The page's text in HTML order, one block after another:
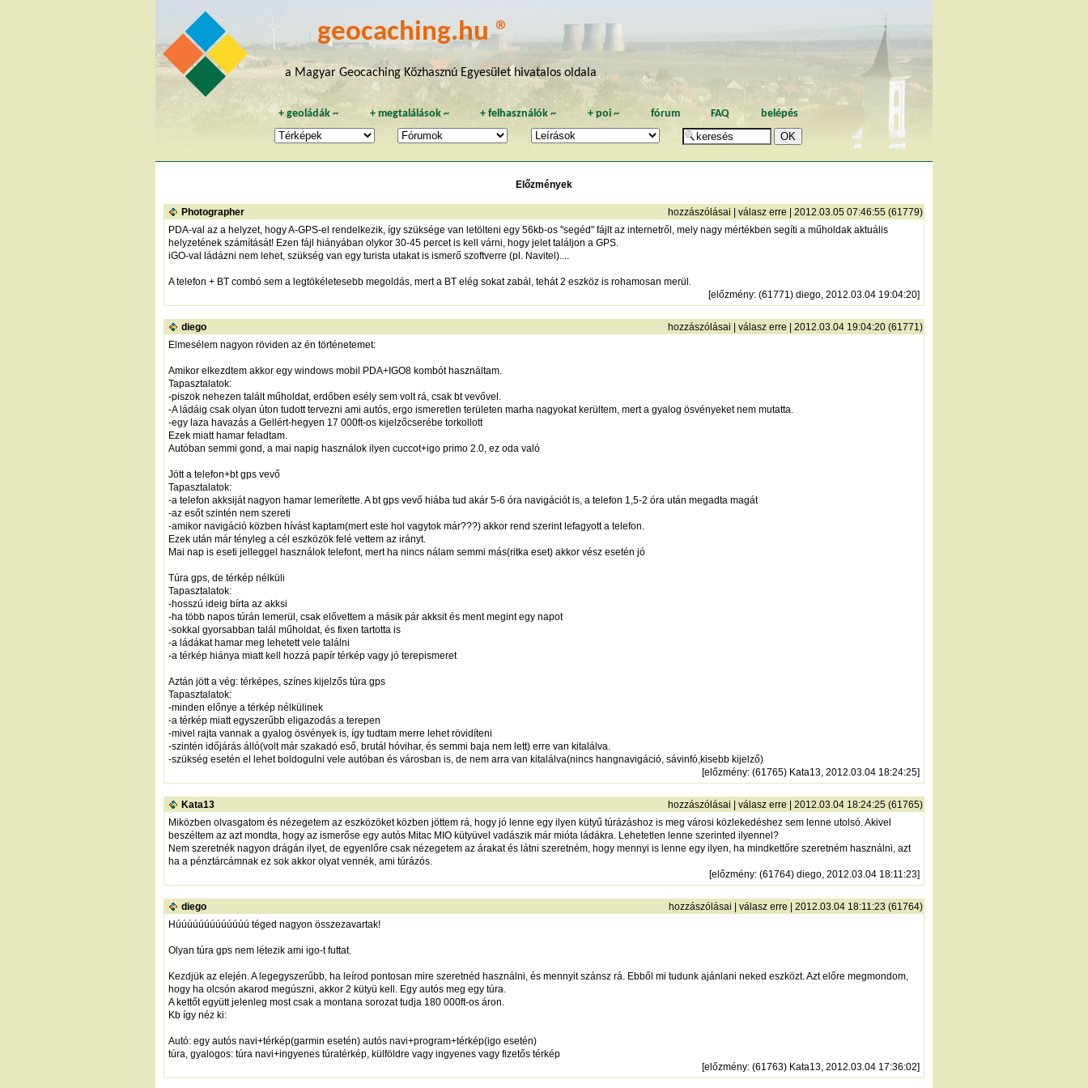
geocaching.hu ®
a Magyar Geocaching Közhasznú Egyesület hivatalos oldala
+geoládák ~ + megtalálások~ +felhasználók ~ + poi~ fórum FAQ belépés
Előzmények
Photographer hozzászólásai | válasz erre | 2012.03.05 07:46:55 (61779)
PDA-val az a helyzet, hogy A-GPS-el rendelkezik, így szüksége van letölteni egy 56kb-os "segéd" fájlt az internetről, mely nagy mértékben segíti a műholdak aktuális
helyzetének számítását! Ezen fájl hiányában olykor 30-45 percet is kell várni, hogy jelet találjon a GPS.
iGO-val ládázni nem lehet, szükség van egy turista utakat is ismerő szoftverre (pl. Navitel)....
A telefon + BT combó sem a legtökéletesebb megoldás, mert a BT elég sokat zabál, tehát 2 eszköz is rohamosan merül.
[előzmény: (61771) diego, 2012.03.04 19:04:20]
diego hozzászólásai | válasz erre | 2012.03.04 19:04:20 (61771)
Elmesélem nagyon röviden az én történetemet:
Amikor elkezdtem akkor egy windows mobil PDA+IGO8 kombót használtam.
Tapasztalatok:
-piszok nehezen talált műholdat, erdőben esély sem volt rá, csak bt vevővel.
-A ládáig csak olyan úton tudott tervezni ami autós, ergo ismeretlen területen marha nagyokat kerültem, mert a gyalog ösvényeket nem mutatta.
-egy laza havazás a Gellért-hegyen 17 000ft-os kijelzőcserébe torkollott
Ezek miatt hamar feladtam.
Autóban semmi gond, a mai napig használok ilyen cuccot+igo primo 2.0, ez oda való
Jött a telefon+bt gps vevő
Tapasztalatok:
-a telefon akksiját nagyon hamar lemerítette. A bt gps vevő hiába tud akár 5-6 óra navigációt is, a telefon 1,5-2 óra után megadta magát
-az esőt szintén nem szereti
-amikor navigáció közben hívást kaptam(mert este hol vagytok már???) akkor rend szerint lefagyott a telefon.
Ezek után már tényleg a cél eszközök felé vettem az irányt.
Mai nap is eseti jelleggel használok telefont, mert ha nincs nálam semmi más(ritka eset) akkor vész esetén jó
Túra gps, de térkép nélküli
Tapasztalatok:
-hosszú ideig bírta az akksi
-ha több napos túrán lemerül, csak elővettem a másik pár akksit és ment megint egy napot
-sokkal gyorsabban talál műholdat, és fixen tartotta is
-a ládákat hamar meg lehetett vele találni
-a térkép hiánya miatt kell hozzá papír térkép vagy jó terepismeret
Aztán jött a vég: térképes, színes kijelzős túra gps
Tapasztalatok:
-minden előnye a térkép nélkülinek
-a térkép miatt egyszerűbb eligazodás a terepen
-mivel rajta vannak a gyalog ösvények is, így tudtam merre lehet rövidíteni
-szintén időjárás álló(volt már szakadó eső, brutál hóvihar, és semmi baja nem lett) erre van kitalálva.
-szükség esetén el lehet boldogulni vele autóban és városban is, de nem arra van kitalálva(nincs hangnavigáció, sávinfó,kisebb kijelző)
[előzmény: (61765) Kata13, 2012.03.04 18:24:25]
Kata13 hozzászólásai | válasz erre | 2012.03.04 18:24:25 (61765)
Miközben olvasgatom és nézegetem az eszközöket közben jöttem rá, hogy jó lenne egy ilyen kütyű túrázáshoz is meg városi közlekedéshez sem lenne utolsó. Akivel
beszéltem az azt mondta, hogy az ismerőse egy autós Mitac MIO kütyüvel vadászik már mióta ládákra. Lehetetlen lenne szerinted ilyennel?
Nem szeretnék nagyon drágán ilyet, de egyenlőre csak nézegetem az árakat és látni szeretném, hogy mennyi is lenne egy ilyen, ha mindkettőre szeretném használni, azt
ha a pénztárcámnak ez sok akkor olyat vennék, ami túrázós.
[előzmény: (61764) diego, 2012.03.04 18:11:23]
diego hozzászólásai | válasz erre | 2012.03.04 18:11:23 (61764)
Húúúúúúúúúúúúú téged nagyon összezavartak!
Olyan túra gps nem létezik ami igo-t futtat.
Kezdjük az elején. A legegyszerűbb, ha leírod pontosan mire szeretnéd használni, és mennyit szánsz rá. Ebből mi tudunk ajánlani neked eszközt. Azt előre megmondom,
hogy ha olcsón akarod megúszni, akkor 2 kütyü kell. Egy autós meg egy túra.
A kettőt együtt jelenleg most csak a montana sorozat tudja 180 000ft-os áron.
Kb így néz ki:
Autó: egy autós navi+térkép(garmin esetén) autós navi+program+térkép(igo esetén)
túra, gyalogos: túra navi+ingyenes túratérkép, külföldre vagy ingyenes vagy fizetős térkép
[előzmény: (61763) Kata13, 2012.03.04 17:36:02]